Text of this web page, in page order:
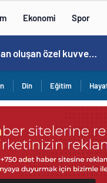
Ekonomi Spor
Cristiano Ronaldo’nun akıllara zarar tüm kariyerinin istatistiğini çıkardık !
Din Eğitim